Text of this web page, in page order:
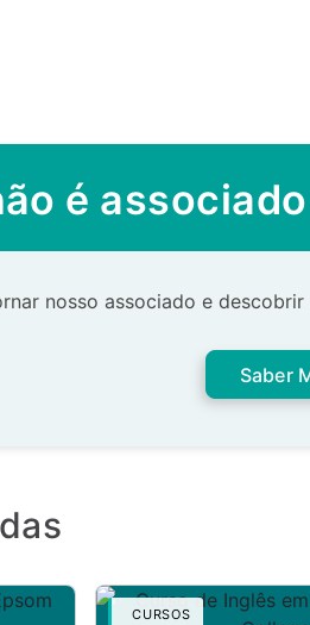
é
nosso associado e
Saber
CURSOS